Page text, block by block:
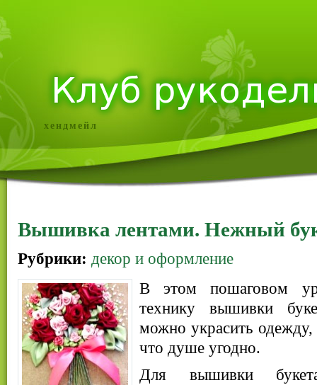
хендмейл
Вышивка лентами. Нежный
Рубрики: декор и оформление
В этом пошаговом
технику вышивки
можно украсить
что душе угодно.
Для вышивки